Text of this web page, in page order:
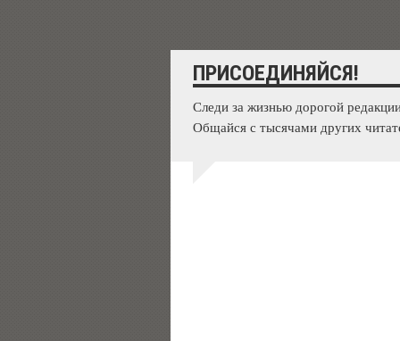
ПРИСОЕДИНЯЙСЯ!
Следи за жизнью дорогой
Общайся с тысячами других